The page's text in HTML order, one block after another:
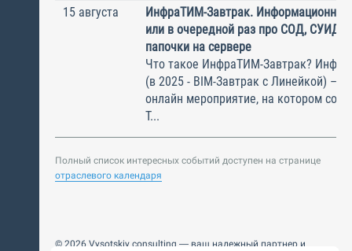
15 августа
ИнфраТИМ-Завтрак.
или в очередной раз про СОД, СУИД и
папочки на сервере
Что такое ИнфраТИМ-Завтрак?
(в 2025 - BIM-Завтрак с Линейкой) –
онлайн мероприятие, на котором
Т...
Полный список интересных событий доступен на странице
отраслевого календаря
© 2026 Vysotskiy consulting — ваш надежный партнер и